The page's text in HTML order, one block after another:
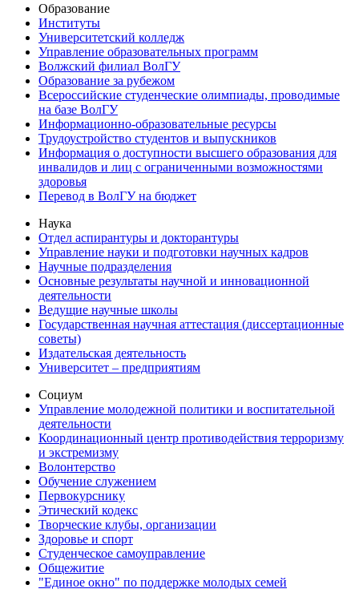
Образование
Институты
Университетский колледж
Управление образовательных программ
Волжский филиал ВолГУ
Образование за рубежом
Всероссийские студенческие олимпиады, проводимые
на базе ВолГУ
Информационно-образовательные ресурсы
Трудоустройство студентов и выпускников
Информация о доступности высшего образования для
инвалидов и лиц с ограниченными возможностями
здоровья
Перевод в ВолГУ на бюджет
Наука
Отдел аспирантуры и докторантуры
Управление науки и подготовки научных кадров
Научные подразделения
Основные результаты научной и инновационной
деятельности
Ведущие научные школы
Государственная научная аттестация (диссертационные
советы)
Издательская деятельность
Университет – предприятиям
Социум
Управление молодежной политики и воспитательной
деятельности
Координационный центр противодействия терроризму
и экстремизму
Волонтерство
Обучение служением
Первокурснику
Этический кодекс
Творческие клубы, организации
Здоровье и спорт
Студенческое самоуправление
Общежитие
"Единое окно" по поддержке молодых семей